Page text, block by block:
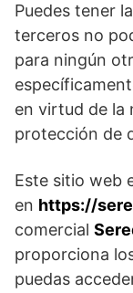
Puedes tener
terceros no
para ningún
en virtud de la
protección de
Este sitio web
en https://
comercial
proporciona
puedas